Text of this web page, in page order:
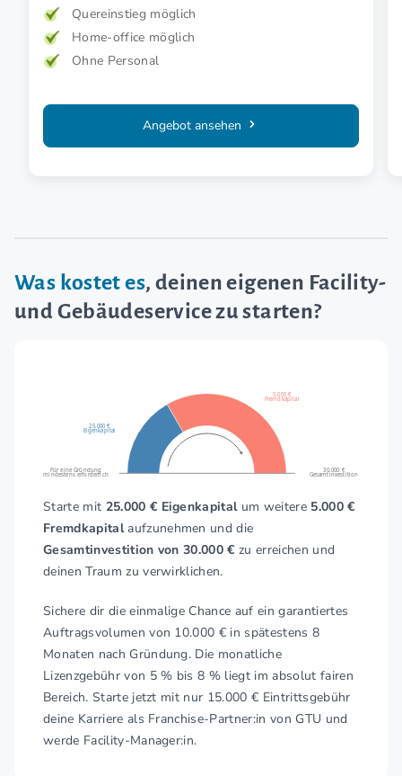
Quereinstieg möglich
Home-office möglich
Ohne Personal
Angebot ansehen
Was kostet es, deinen eigenen Facility-
und Gebäudeservice zu starten?
5.000 €
Fremdkapital
25.000 €
Eigenkapital
Für eine Gründung
mindestens erforderlich
30.000 €
Gesamtinvestition
Starte mit 25.000 € Eigenkapitalum weitere 5.000 €
Fremdkapitalaufzunehmen und die
Gesamtinvestition von 30.000 € zu erreichen und
deinen Traum zu verwirklichen.
Sichere dir die einmalige Chance auf ein garantiertes
Auftragsvolumen von 10.000 € in spätestens 8
Monaten nach Gründung. Die monatliche
Lizenzgebühr von 5 % bis 8 % liegt im absolut fairen
Bereich. Starte jetzt mit nur 15.000 € Eintrittsgebühr
deine Karriere als Franchise-Partner:in von GTU und
werde Facility-Manager:in.